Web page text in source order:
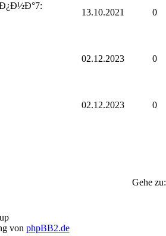
13.10.2021 0
02.12.2023 0
02.12.2023 0
Gehe zu:
von phpBB2.de